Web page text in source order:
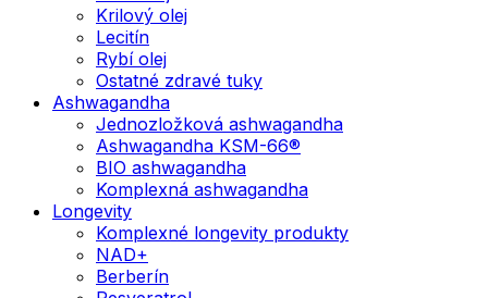
Krilový olej
Lecitín
Rybí olej
Ostatné zdravé tuky
Ashwagandha
Jednozložková ashwagandha
Ashwagandha KSM-66®
BIO ashwagandha
Komplexná ashwagandha
Longevity
Komplexné longevity produkty
NAD+
Berberín